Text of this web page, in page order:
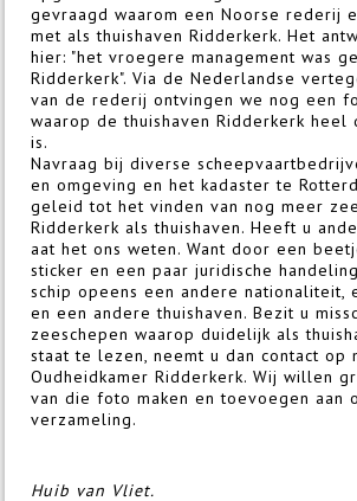
gevraagd waarom een Noorse rederij
met als thuishaven Ridderkerk. Het
hier: "het vroegere management was
Ridderkerk". Via de Nederlandse
van de rederij ontvingen we nog een
waarop de thuishaven Ridderkerk
is.
Navraag bij diverse
en omgeving en het kadaster te
geleid tot het vinden van nog meer
Ridderkerk als thuishaven. Heeft u
aat het ons weten. Want door een
sticker en een paar juridische
schip opeens een andere nationaliteit,
en een andere thuishaven. Bezit u
zeeschepen waarop duidelijk als
staat te lezen, neemt u dan contact op
Oudheidkamer Ridderkerk. Wij willen
van die foto maken en toevoegen aan
verzameling.
Huib van Vliet.